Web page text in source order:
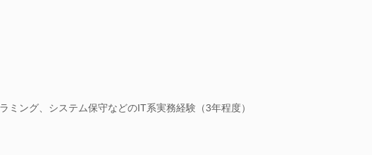
ミング、システム保守などのIT系実務経験（3年程度）